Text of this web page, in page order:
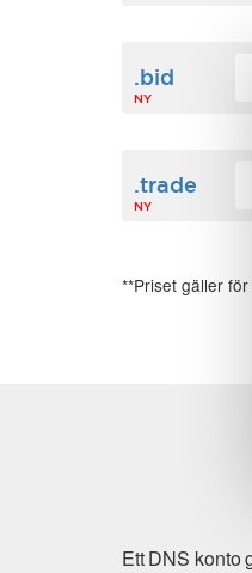
.bid
NY
.trade
NY
**Priset gäller
Ett DNS konto